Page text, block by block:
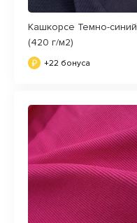
Кашкорсе Темно-синий
(420 г/м2)
+22 бонуса